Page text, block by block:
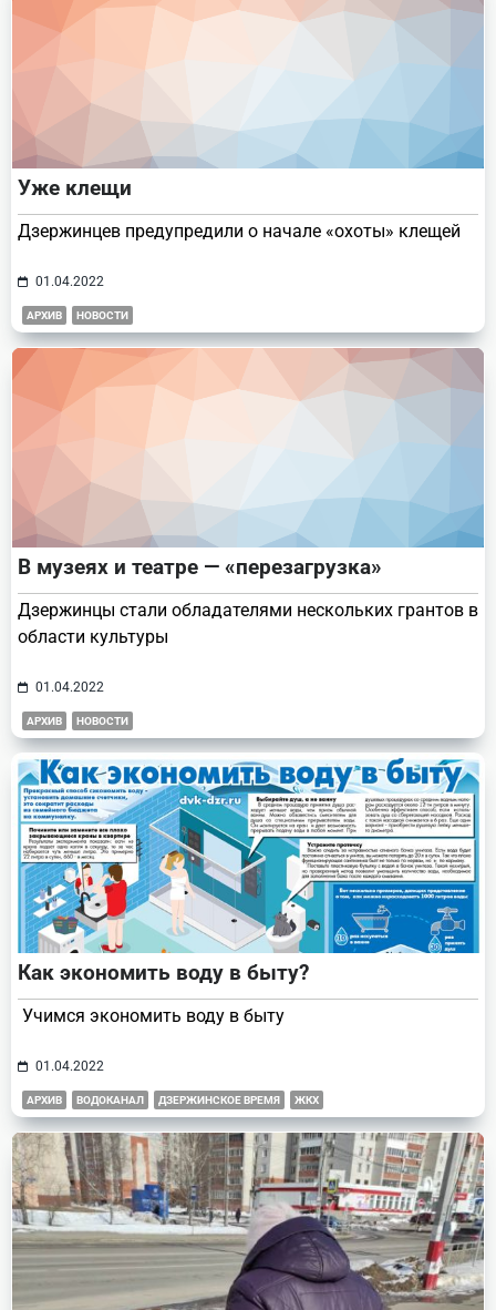
Уже клещи
Дзержинцев предупредили о начале «охоты» клещей
01.04.2022
АРХИВ НОВОСТИ
В музеях и театре — «перезагрузка»
Дзержинцы стали обладателями нескольких грантов в
области культуры
01.04.2022
АРХИВ НОВОСТИ
Как экономить воду в быту?
Учимся экономить воду в быту
01.04.2022
АРХИВ ВОДОКАНАЛ ДЗЕРЖИНСКОЕ ВРЕМЯ ЖКХ